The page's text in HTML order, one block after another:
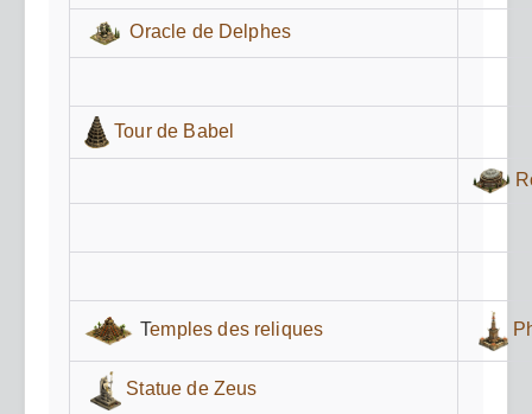
Oracle de Delphes
Tour de Babel
Temples des reliques
Statue de Zeus